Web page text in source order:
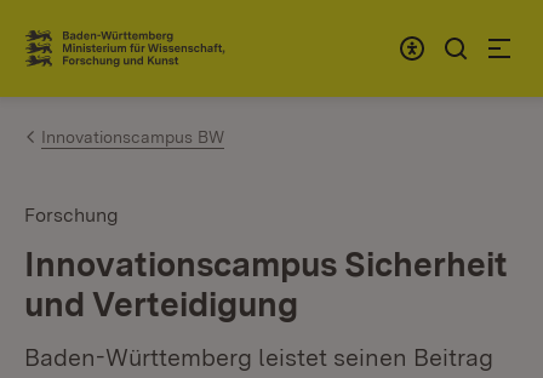
Zum Inhalt springen
Link zur Startseite
Innovationscampus BW
Forschung
Innovationscampus Sicherheit
und Verteidigung
Baden-Württemberg leistet seinen Beitrag